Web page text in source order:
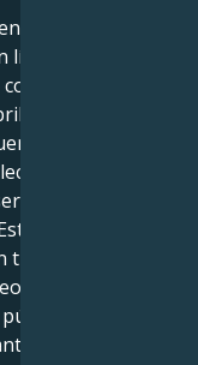
Acuario, eres
carismático
En tus
tú mismo: el
confiada
fomentada
una gran
dinámica crea
deseo de
casi iguales de
y
obtener